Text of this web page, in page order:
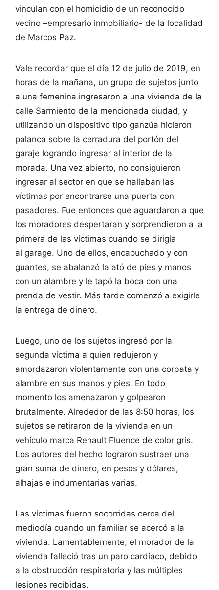
vinculan con el homicidio de un reconocido
vecino –empresario inmobiliario- de la localidad
de Marcos Paz.
Vale recordar que el día 12 de julio de 2019, en
horas de la mañana, un grupo de sujetos junto
a una femenina ingresaron a una vivienda de la
calle Sarmiento de la mencionada ciudad, y
utilizando un dispositivo tipo ganzúa hicieron
palanca sobre la cerradura del portón del
garaje logrando ingresar al interior de la
morada. Una vez abierto, no consiguieron
ingresar al sector en que se hallaban las
víctimas por encontrarse una puerta con
pasadores. Fue entonces que aguardaron a que
los moradores despertaran y sorprendieron a la
primera de las víctimas cuando se dirigía
al garage. Uno de ellos, encapuchado y con
guantes, se abalanzó la ató de pies y manos
con un alambre y le tapó la boca con una
prenda de vestir. Más tarde comenzó a exigirle
la entrega de dinero.
Luego, uno de los sujetos ingresó por la
segunda víctima a quien redujeron y
amordazaron violentamente con una corbata y
alambre en sus manos y pies. En todo
momento los amenazaron y golpearon
brutalmente. Alrededor de las 8:50 horas, los
sujetos se retiraron de la vivienda en un
vehículo marca Renault Fluence de color gris.
Los autores del hecho lograron sustraer una
gran suma de dinero, en pesos y dólares,
alhajas e indumentarias varias.
Las víctimas fueron socorridas cerca del
mediodía cuando un familiar se acercó a la
vivienda. Lamentablemente, el morador de la
vivienda falleció tras un paro cardíaco, debido
a la obstrucción respiratoria y las múltiples
lesiones recibidas.